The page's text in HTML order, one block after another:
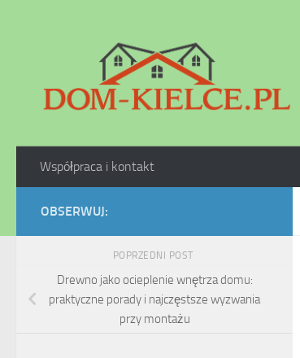
Współpraca i kontakt
OBSERWUJ:
POPRZEDNI POST
Drewno jako ocieplenie wnętrza domu:
praktyczne porady i najczęstsze wyzwania
przy montażu